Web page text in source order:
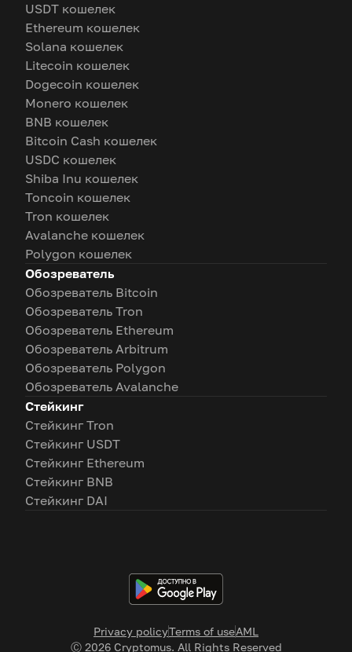
Privacy policyTerms of useAML
Ⓒ 2026Cryptomus. All Rights Reserved
USDT кошелек
Ethereum кошелек
Solana кошелек
Litecoin кошелек
Dogecoin кошелек
Monero кошелек
BNB кошелек
Bitcoin Cash кошелек
USDC кошелек
Shiba Inu кошелек
Toncoin кошелек
Tron кошелек
Avalanche кошелек
Polygon кошелек
Обозреватель
Обозреватель Bitcoin
Обозреватель Tron
Обозреватель Ethereum
Обозреватель Arbitrum
Обозреватель Polygon
Обозреватель Avalanche
Стейкинг
Стейкинг Tron
Стейкинг USDT
Стейкинг Ethereum
Стейкинг BNB
Стейкинг DAI